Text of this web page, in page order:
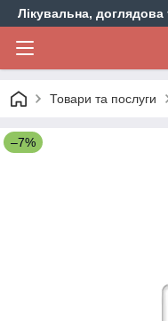
Лікувальна,
Товари та послуги
–7%